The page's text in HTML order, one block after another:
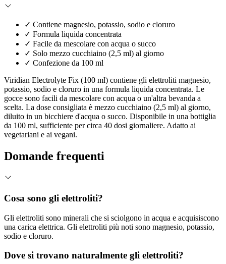
✓ Contiene magnesio, potassio, sodio e cloruro
✓ Formula liquida concentrata
✓ Facile da mescolare con acqua o succo
✓ Solo mezzo cucchiaino (2,5 ml) al giorno
✓ Confezione da 100 ml
Viridian Electrolyte Fix (100 ml) contiene gli elettroliti magnesio,
potassio, sodio e cloruro in una formula liquida concentrata. Le
gocce sono facili da mescolare con acqua o un'altra bevanda a
scelta. La dose consigliata è mezzo cucchiaino (2,5 ml) al giorno,
diluito in un bicchiere d'acqua o succo. Disponibile in una bottiglia
da 100 ml, sufficiente per circa 40 dosi giornaliere. Adatto ai
vegetariani e ai vegani.
Domande frequenti
Cosa sono gli elettroliti?
Gli elettroliti sono minerali che si sciolgono in acqua e acquisiscono
una carica elettrica. Gli elettroliti più noti sono magnesio, potassio,
sodio e cloruro.
Dove si trovano naturalmente gli elettroliti?